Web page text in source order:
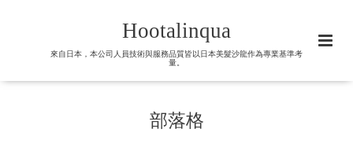
Hootalinqua
來自日本，本公司人員技術與服務品質皆以日本美髮沙龍作為專業基準考
量。
部落格